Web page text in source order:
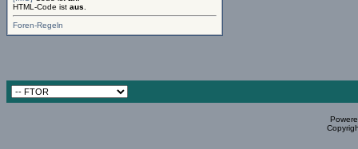
HTML-Code ist aus
Foren-Regeln